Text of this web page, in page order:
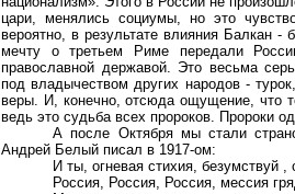
цари, менялись социумы, но это
вероятно, в результате влияния Балкан -
мечту о третьем Риме передали
православной державой. Это весьма
под владычеством других народов -
веры. И, конечно, отсюда ощущение, что
ведь это судьба всех пророков. Пророки
А после Октября мы стали
Андрей Белый писал в 1917-ом:
И ты, огневая стихия, безумствуй ,
Россия, Россия, Россия, мессия